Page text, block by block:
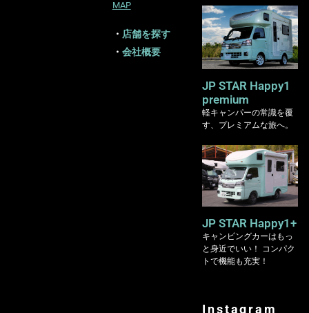
MAP
・ 店舗を探す
・ 会社概要
JP STAR Happy1
premium
軽キャンパーの常識を覆
す、プレミアムな旅へ。
JP STAR Happy1+
キャンピングカーはもっ
と身近でいい！ コンパク
トで機能も充実！
Instagram